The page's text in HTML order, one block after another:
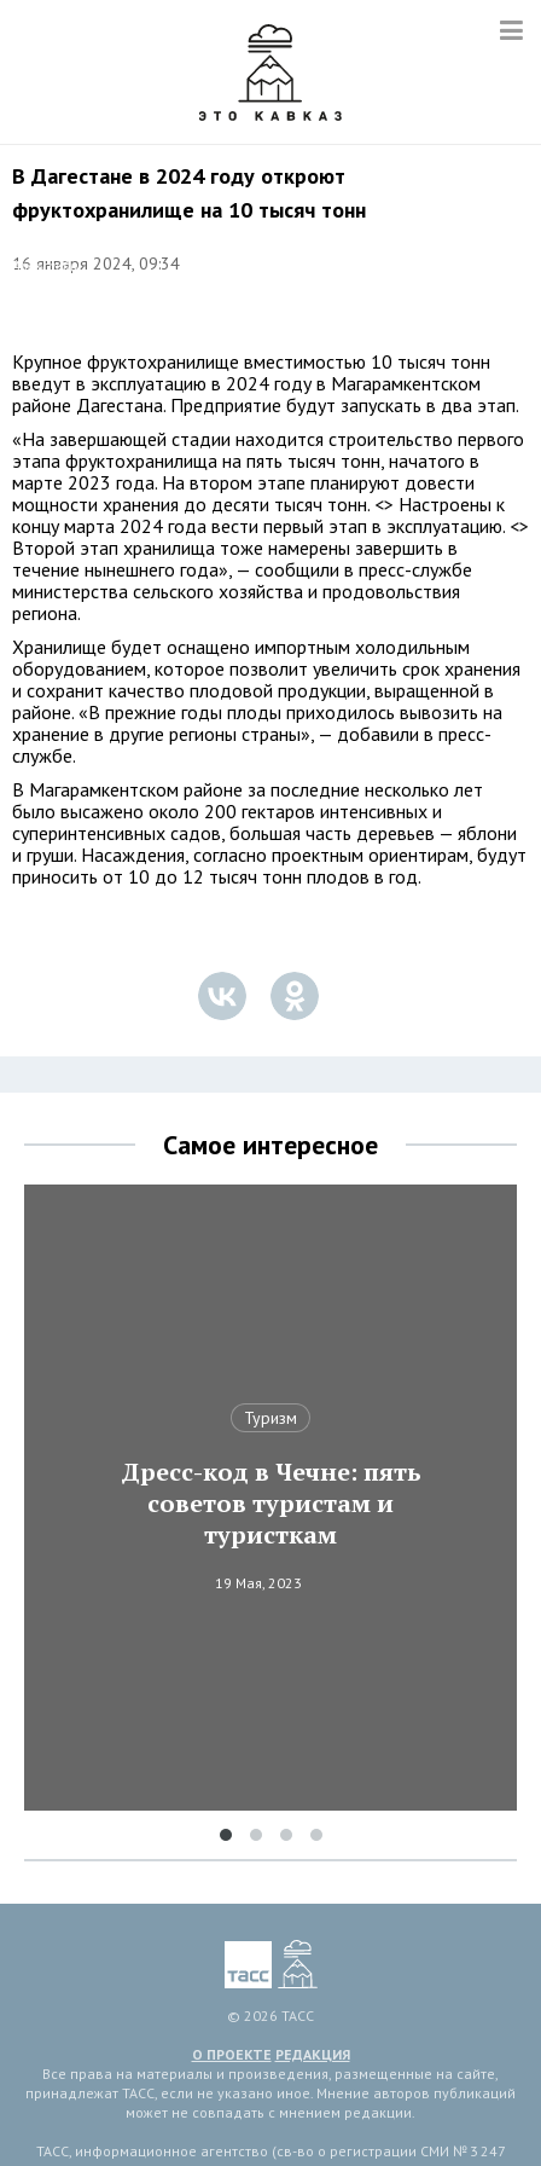
В Дагестане в 2024 году откроют
фруктохранилище на 10 тысяч тонн
16 января 2024, 09:34
Александр
Крупное фруктохранилище вместимостью 10 тысяч тонн
введут в эксплуатацию в 2024 году в Магарамкентском
районе Дагестана. Предприятие будут запускать в два этап.
«На завершающей стадии находится строительство первого
этапа фруктохранилища на пять тысяч тонн, начатого в
марте 2023 года. На втором этапе планируют довести
мощности хранения до десяти тысяч тонн. <> Настроены к
концу марта 2024 года вести первый этап в эксплуатацию. <>
Второй этап хранилища тоже намерены завершить в
течение нынешнего года», — сообщили в пресс-службе
министерства сельского хозяйства и продовольствия
региона.
Хранилище будет оснащено импортным холодильным
оборудованием, которое позволит увеличить срок хранения
и сохранит качество плодовой продукции, выращенной в
районе. «В прежние годы плоды приходилось вывозить на
хранение в другие регионы страны», — добавили в пресс-
службе.
В Магарамкентском районе за последние несколько лет
было высажено около 200 гектаров интенсивных и
суперинтенсивных садов, большая часть деревьев — яблони
и груши. Насаждения, согласно проектным ориентирам, будут
приносить от 10 до 12 тысяч тонн плодов в год.
Самое интересное
Туризм
Дресс-код в Чечне: пять
советов туристам и
туристкам
19 Мая, 2023
© 2026 ТАСС
О ПРОЕКТЕ РЕДАКЦИЯ
Все права на материалы и произведения, размещенные на сайте,
принадлежат ТАСС, если не указано иное. Мнение авторов публикаций
может не совпадать с мнением редакции.
ТАСС, информационное агентство (св-во о регистрации СМИ № 3 247